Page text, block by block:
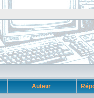
Auteur